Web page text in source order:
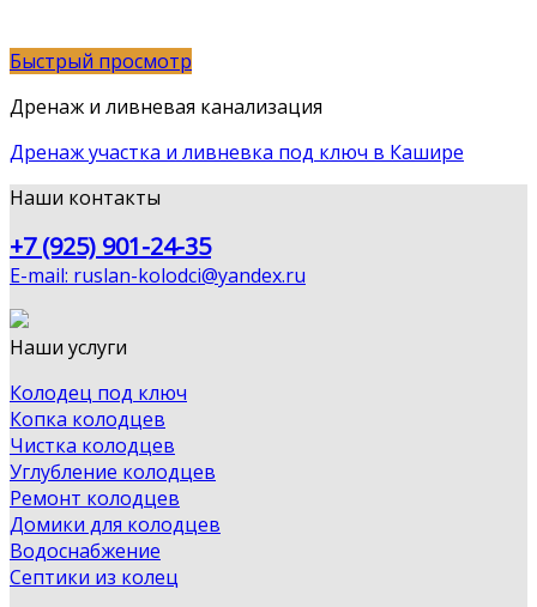
Быстрый просмотр
Дренаж и ливневая канализация
Дренаж участка и ливневка под ключ в Кашире
Наши контакты
+7 (925) 901-24-35
E-mail: ruslan-kolodci@yandex.ru
Наши услуги
Колодец под ключ
Копка колодцев
Чистка колодцев
Углубление колодцев
Ремонт колодцев
Домики для колодцев
Водоснабжение
Септики из колец